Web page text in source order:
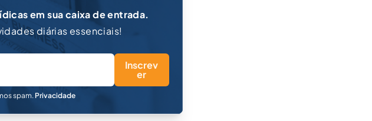
em sua caixa de entrada.
diárias essenciais!
Inscrev
er
spam. Privacidade